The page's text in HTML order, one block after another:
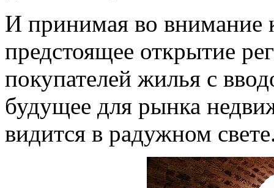
И принимая во внимание
предстоящее открытие
покупателей жилья с
будущее для рынка
видится в радужном